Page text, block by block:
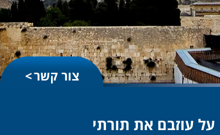
צור קשר
על עוזבם את תורתי